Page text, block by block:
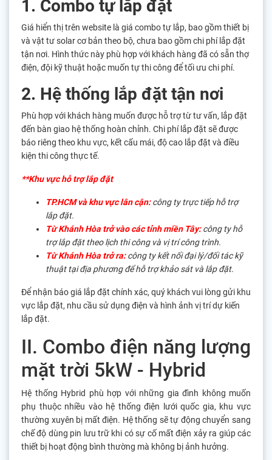
1. Combo tự lắp đặt
Giá hiển thị trên website là giá combo tự lắp, bao gồm thiết bị
và vật tư solar cơ bản theo bộ, chưa bao gồm chi phí lắp đặt
tận nơi. Hình thức này phù hợp với khách hàng đã có sẵn thợ
điện, đội kỹ thuật hoặc muốn tự thi công để tối ưu chi phí.
2. Hệ thống lắp đặt tận nơi
Phù hợp với khách hàng muốn được hỗ trợ từ tư vấn, lắp đặt
đến bàn giao hệ thống hoàn chỉnh. Chi phí lắp đặt sẽ được
báo riêng theo khu vực, kết cấu mái, độ cao lắp đặt và điều
kiện thi công thực tế.
**Khu vực hỗ trợ lắp đặt
TP.HCM và khu vực lân cận: công ty trực tiếp hỗ trợ
lắp đặt.
Từ Khánh Hòa trở vào các tỉnh miền Tây: công ty hỗ
trợ lắp đặt theo lịch thi công và vị trí công trình.
Từ Khánh Hòa trở ra: công ty kết nối đại lý/đối tác kỹ
thuật tại địa phương để hỗ trợ khảo sát và lắp đặt.
Để nhận báo giá lắp đặt chính xác, quý khách vui lòng gửi khu
vực lắp đặt, nhu cầu sử dụng điện và hình ảnh vị trí dự kiến
lắp đặt.
II. Combo điện năng lượng
mặt trời 5kW - Hybrid
Hệ thống Hybrid phù hợp với những gia đình không muốn
phụ thuộc nhiều vào hệ thống điện lưới quốc gia, khu vực
thường xuyên bị mất điện. Hệ thống sẽ tự động chuyển sang
chế độ dùng pin lưu trữ khi có sự cố mất điện xảy ra giúp các
thiết bị hoạt động bình thường mà không bị ảnh hưởng.